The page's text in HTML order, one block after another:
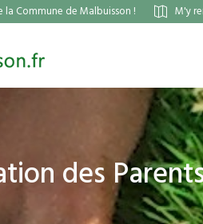
la Commune de Malbuisson ! M'y
des